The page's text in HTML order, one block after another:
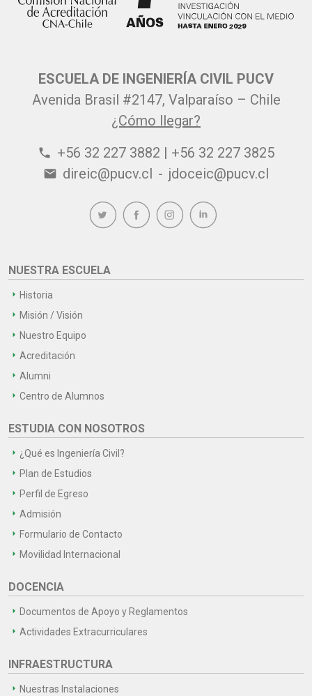
ESCUELA DE INGENIERÍA CIVIL PUCV
Avenida Brasil #2147, Valparaíso – Chile
¿Cómo llegar?
phone +56 32 227 3882 | +56 32 227 3825
email direic@pucv.cl - jdoceic@pucv.cl
NUESTRA ESCUELA
Historia
Misión / Visión
Nuestro Equipo
Acreditación
Alumni
Centro de Alumnos
ESTUDIA CON NOSOTROS
¿Qué es Ingeniería Civil?
Plan de Estudios
Perfil de Egreso
Admisión
Formulario de Contacto
Movilidad Internacional
DOCENCIA
Documentos de Apoyo y Reglamentos
Actividades Extracurriculares
INFRAESTRUCTURA
Nuestras Instalaciones